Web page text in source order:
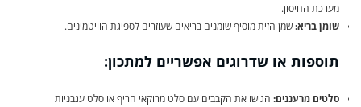
מערכת החיסון.
שומן בריא:שמן הזית מוסיף שומנים בריאים שעוזרים לספיגת הוויטמינים.
תוספות או שדרוגים אפשריים למתכון:
סלטים מרעננים: הגישו את הקבבים עם סלט מרוקאי חריף או סלט עגבניות